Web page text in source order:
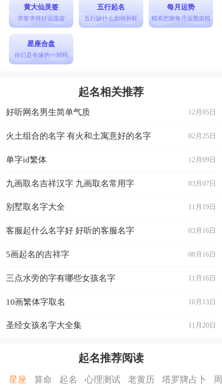
黄大仙灵签
求签求得好运连连
五行起名
五行缺什么如何补旺
每月运势
精准把握每月运势吉凶
星座合盘
你们是有缘的一对吗
起名相关推荐
12月05日
好听网名男生简单气质
02月25日
火土组合的名字 有火和土寓意好的名字
12月09日
单字id繁体
03月07日
九画取名吉祥汉字 九画取名常用字
11月19日
别墅取名字大全
03月16日
客服起什么名字好 好听的客服名字
08月16日
5画起名的吉祥字
11月16日
三点水旁的字有哪些女孩名字
10月13日
10画繁体字取名
11月20日
圣经女孩名字大全集
起名推荐阅读
星座 算命 起名 心理测试 老黄历 塔罗牌占卜